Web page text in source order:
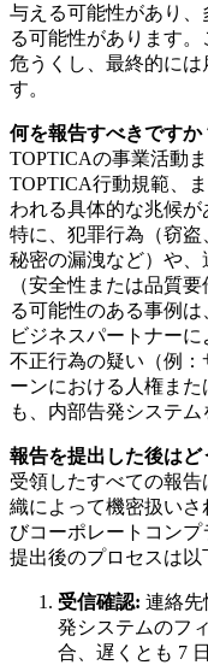
与える可能性があり
る可能性があります
危うくし、最終的には
す。
何を報告すべきですか
TOPTICAの事業活動
TOPTICA行動規範、
われる具体的な兆候が
特に、犯罪行為（窃
秘密の漏洩など）や
（安全性または品質
る可能性のある事例は
ビジネスパートナー
不正行為の疑い（例
ーンにおける人権また
も、内部告発システム
報告を提出した後はど
受領したすべての報
織によって機密扱い
びコーポレートコン
提出後のプロセスは以
受信確認: 連絡先
発システムのフ
合、遅くとも 7